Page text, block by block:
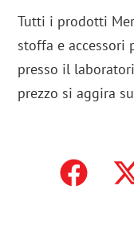
Tutti i prodotti
stoffa e
presso il
prezzo si aggira